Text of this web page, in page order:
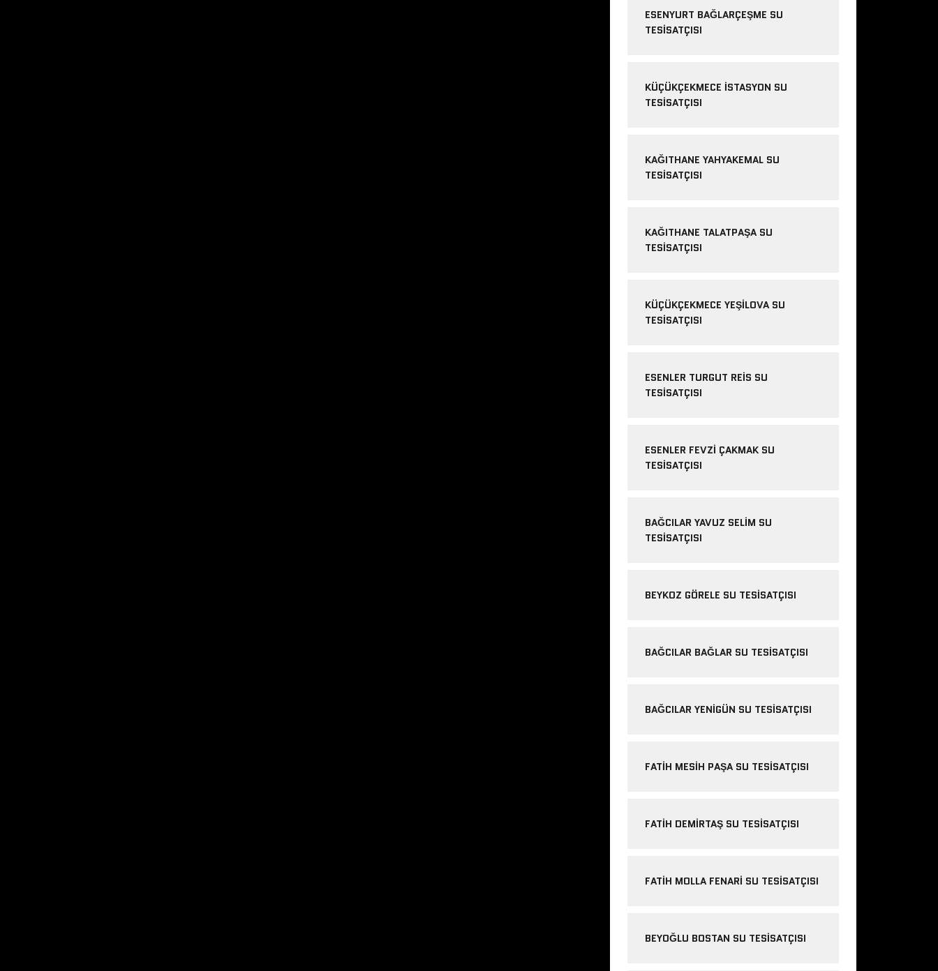
ESENYURT BAĞLARÇEŞME SU
TESISATÇISI
KÜÇÜKÇEKMECE ISTASYON SU
TESISATÇISI
KAĞITHANE YAHYAKEMAL SU
TESISATÇISI
KAĞITHANE TALATPAŞA SU
TESISATÇISI
KÜÇÜKÇEKMECE YEŞILOVA SU
TESISATÇISI
ESENLER TURGUT REIS SU
TESISATÇISI
ESENLER FEVZI ÇAKMAK SU
TESISATÇISI
BAĞCILAR YAVUZ SELIM SU
TESISATÇISI
BEYKOZ GÖRELE SU TESISATÇISI
BAĞCILAR BAĞLAR SU TESISATÇISI
BAĞCILAR YENIGÜN SU TESISATÇISI
FATIH MESIH PAŞA SU TESISATÇISI
FATIH DEMIRTAŞ SU TESISATÇISI
FATIH MOLLA FENARI SU TESISATÇISI
BEYOĞLU BOSTAN SU TESISATÇISI